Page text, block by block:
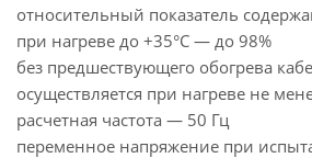
относительный показатель
при нагреве до +35°С — до 98%
без предшествующего обогрева
осуществляется при нагреве не
расчетная частота — 50 Гц
переменное напряжение при